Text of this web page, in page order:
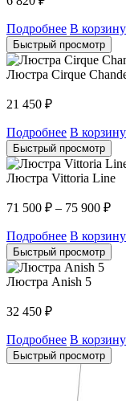
Подробнее В корзину
Быстрый просмотр
Люстра Cirque
21 450 ₽
Подробнее В корзину
Быстрый просмотр
Люстра Vittoria Line
71 500 ₽ – 75 900 ₽
Подробнее В корзину
Быстрый просмотр
Люстра Anish 5
32 450 ₽
Подробнее В корзину
Быстрый просмотр